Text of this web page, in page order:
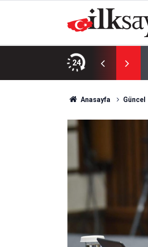
24
bozuk midye yakalandı
Anasayfa Güncel